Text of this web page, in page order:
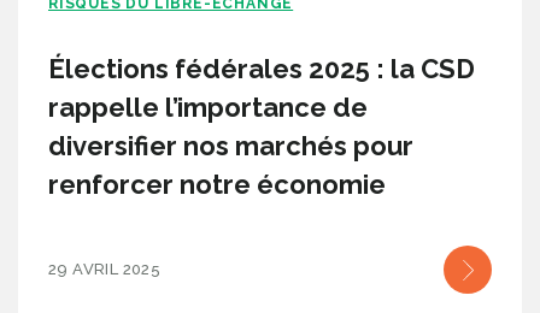
RISQUES DU LIBRE-ÉCHANGE
Élections fédérales 2025 : la CSD
rappelle l’importance de
diversifier nos marchés pour
renforcer notre économie
29 AVRIL 2025